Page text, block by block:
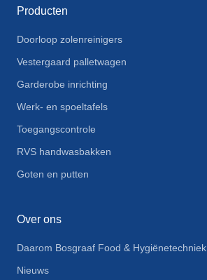
Producten
Doorloop zolenreinigers
Vestergaard palletwagen
Garderobe inrichting
Werk- en spoeltafels
Toegangscontrole
RVS handwasbakken
Goten en putten
Over ons
Daarom Bosgraaf Food & Hygiënetechniek
Nieuws